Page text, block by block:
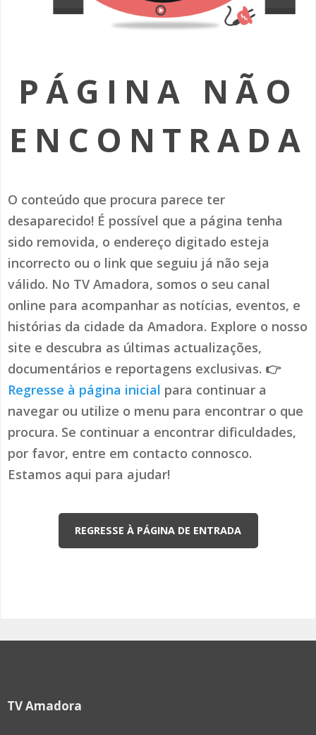
SOMOS TODOS EUROPEUS
AMADORA LIGA À RESILIÊNCIA
(RE) PENSAMENTOS
HISTÓRIAS DE ABRIL
PÁGINA NÃO
ENCONTRADA
O conteúdo que procura parece ter
desaparecido! É possível que a página tenha
sido removida, o endereço digitado esteja
incorrecto ou o link que seguiu já não seja
válido. No TV Amadora, somos o seu canal
online para acompanhar as notícias, eventos, e
histórias da cidade da Amadora. Explore o nosso
site e descubra as últimas actualizações,
documentários e reportagens exclusivas. 👉
Regresse à página inicial para continuar a
navegar ou utilize o menu para encontrar o que
procura. Se continuar a encontrar dificuldades,
por favor, entre em contacto connosco.
Estamos aqui para ajudar!
REGRESSE À PÁGINA DE ENTRADA
TV Amadora